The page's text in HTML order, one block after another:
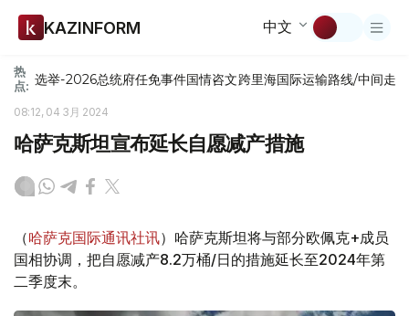
KAZINFORM 中文
热
点: 选举-2026总统府任免事件国情咨文跨里海国际运输路线/中间走廊
08:12, 04 3月 2024
哈萨克斯坦宣布延长自愿减产措施
（哈萨克国际通讯社讯）哈萨克斯坦将与部分欧佩克+成员
国相协调，把自愿减产8.2万桶/日的措施延长至2024年第
二季度末。